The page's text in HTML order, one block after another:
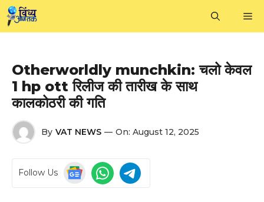
Skip
to
Otherworldly munchkin: चलो केवल
1 hp ott रिलीज की तारीख के साथ
कालकोठरी की गति
By VAT NEWS — On: August 12, 2025
Follow Us